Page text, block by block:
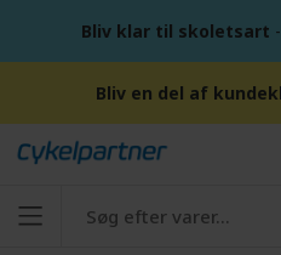
Bliv klar til skoletsart
Bliv en del af